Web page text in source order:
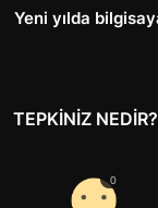
Yeni yılda
TEPKINIZ NEDIR?
0